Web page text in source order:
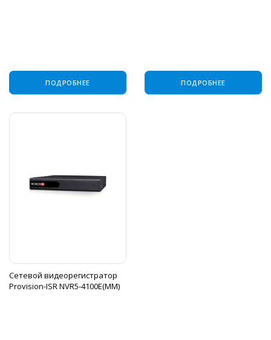
ПОДРОБНЕЕ ПОДРОБНЕЕ
Сетевой видеорегистратор
Provision-ISR NVR5-4100E(MM)